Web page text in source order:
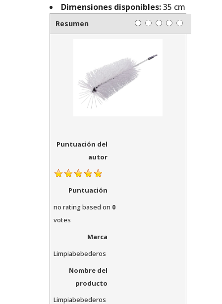
Dimensiones disponibles:35 cm
Resumen
Puntuación del
autor
Puntuación
no ratingbased on 0
votes
Marca
Limpiabebederos
Nombre del
producto
Limpiabebederos